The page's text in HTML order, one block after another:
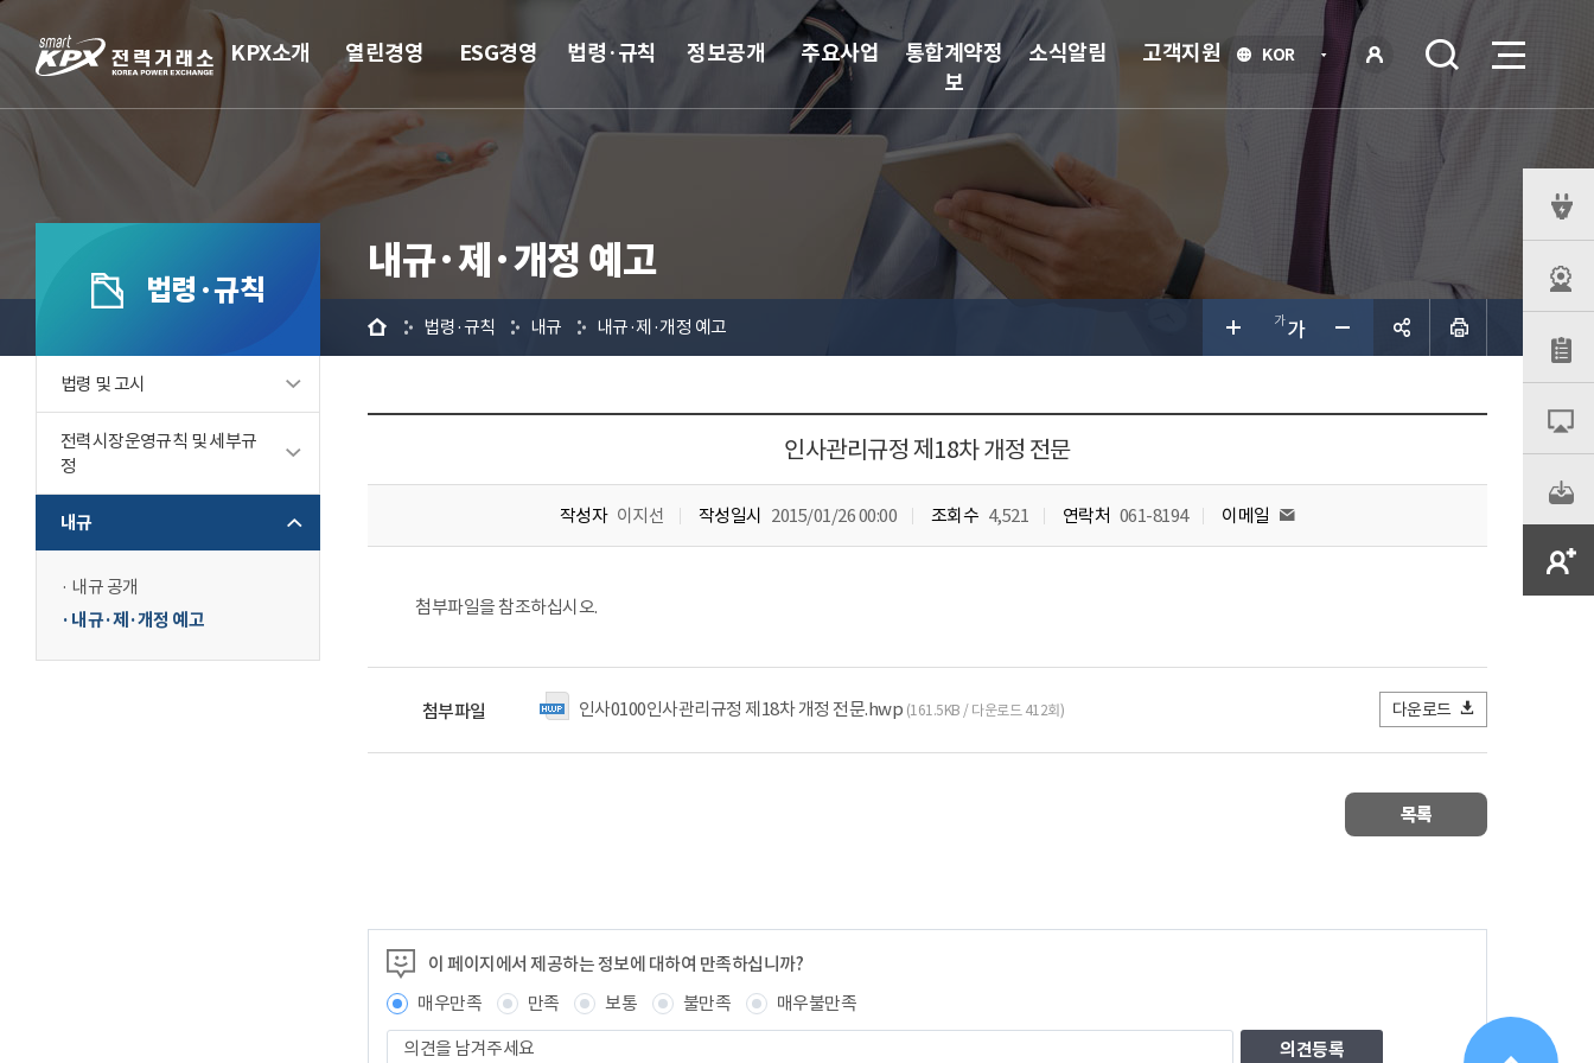
KOR언
열
기
그인
KPX소개 열린경영 ESG경영 법령·규칙 정보공개 주요사업
통합계약정
보
소식알림 고객지원
법령·규칙
법령 및 고시
전력시장운영규칙 및 세부규
정
내규
내규 공개
내규·제·개정 예고
내규·제·개정 예고
홈 법령·규칙 내규 내규·제·개정 예고
인사관리규정 제18차 개정 전문
작성자 이지선 작성일시 2015/01/26 00:00 조회수 4,521 연락처 061-8194 이메일
첨부파일을 참조하십시오.
첨부파일 인사0100인사관리규정 제18차 개정 전문.hwp (161.5KB / 다운로드 412회) 다운로드
목록
이 페이지에서 제공하는 정보에 대하여 만족하십니까?
매우만족
만족 보통 불만족
매우불만족